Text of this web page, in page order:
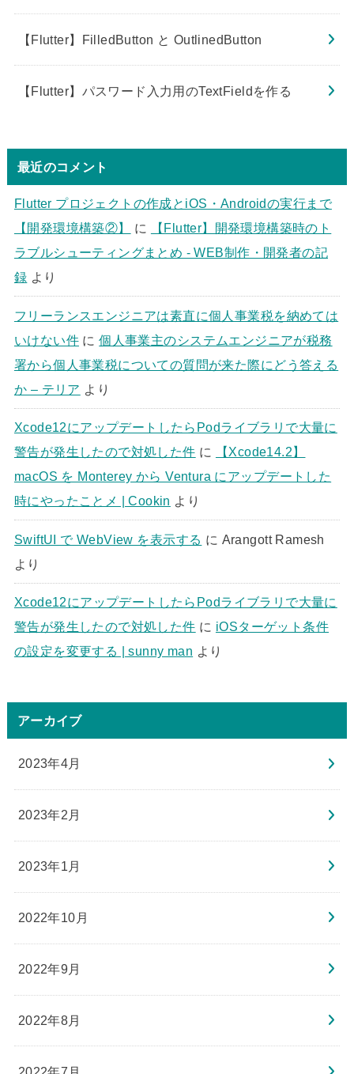
【Flutter】FilledButton と OutlinedButton
【Flutter】パスワード入力用のTextFieldを作る
最近のコメント
Flutter プロジェクトの作成とiOS・Androidの実行まで
【開発環境構築②】
に
【Flutter】開発環境構築時のト
ラブルシューティングまとめ - WEB制作・開発者の記
録 より
フリーランスエンジニアは素直に個人事業税を納めては
いけない件に個人事業主のシステムエンジニアが税務
署から個人事業税についての質問が来た際にどう答える
か – テリア より
Xcode12にアップデートしたらPodライブラリで大量に
警告が発生したので対処した件 に
【Xcode14.2】
macOS を Monterey から Ventura にアップデートした
時にやったことメ | Cookin より
SwiftUI で WebView を表示する に Arangott Ramesh
より
Xcode12にアップデートしたらPodライブラリで大量に
警告が発生したので対処した件 に iOSターゲット条件
の設定を変更する | sunny man より
アーカイブ
2023年4月
2023年2月
2023年1月
2022年10月
2022年9月
2022年8月